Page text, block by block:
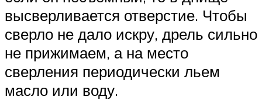
высверливается отверстие. Чтобы
сверло не дало искру, дрель сильно
не прижимаем, а на место
сверления периодически льем
масло или воду.